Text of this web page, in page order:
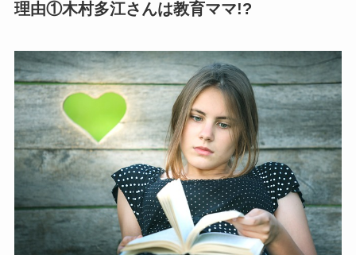
理由①木村多江さんは教育ママ!?